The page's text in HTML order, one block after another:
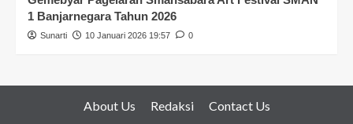
1 Banjarnegara Tahun 2026
Sunarti 10 Januari 2026 19:57 0
About Us Redaksi Contact Us